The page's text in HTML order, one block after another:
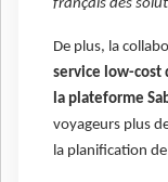
français des
De plus, la
service low-cost
la plateforme
voyageurs plus
la planification